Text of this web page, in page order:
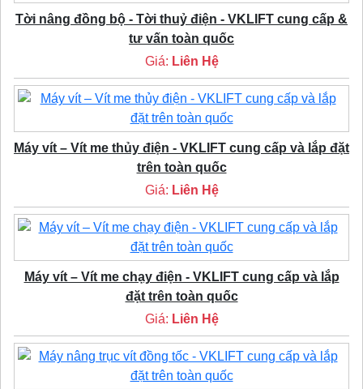
Tời nâng đồng bộ - Tời thuỷ điện - VKLIFT cung cấp &
tư vấn toàn quốc
Giá: Liên Hệ
Máy vít – Vít me thủy điện - VKLIFT cung cấp và lắp đặt
trên toàn quốc
Giá: Liên Hệ
Máy vít – Vít me chạy điện - VKLIFT cung cấp và lắp
đặt trên toàn quốc
Giá: Liên Hệ